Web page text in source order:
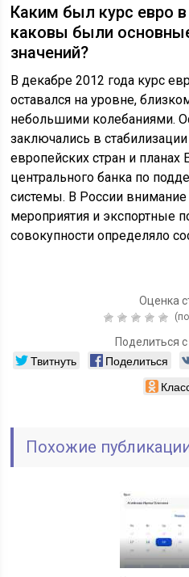
Каким был курс евро
каковы были
значений?
В декабре 2012 года курс
оставался на уровне,
небольшими колебаниями.
заключались в
европейских стран и планах
центрального банка по
системы. В России
мероприятия и экспортные
совокупности определяло
Оценка
Поделиться
Твитнуть Поделиться
Похожие